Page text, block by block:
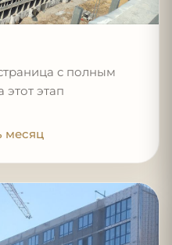
с полным
этап
месяц